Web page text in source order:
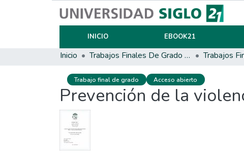
INICIO EBOOK21
Inicio Trabajos Finales De Grado Y Posgrado Trabajos
Trabajo final de grado Acceso abierto
Prevención de la